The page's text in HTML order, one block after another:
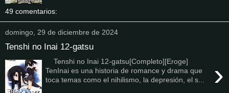
49 comentarios:
domingo, 29 de diciembre de 2024
Tenshi no Inai 12-gatsu
›
Tenshi no Inai 12-gatsu[Completo][Eroge]
TenInai es una historia de romance y drama que
toca temas como el nihilismo, la depresión, el s...